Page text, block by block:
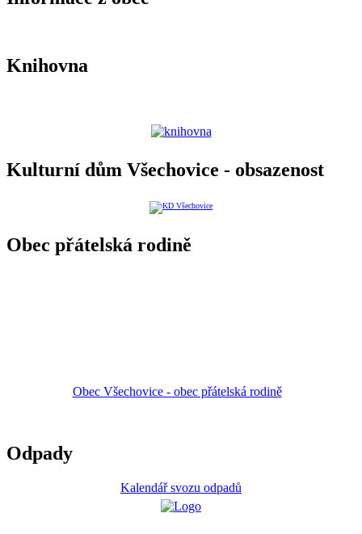
Knihovna
Kulturní dům Všechovice - obsazenost
Obec přátelská rodině
Obec Všechovice - obec přátelská rodině
Odpady
Kalendář svozu odpadů